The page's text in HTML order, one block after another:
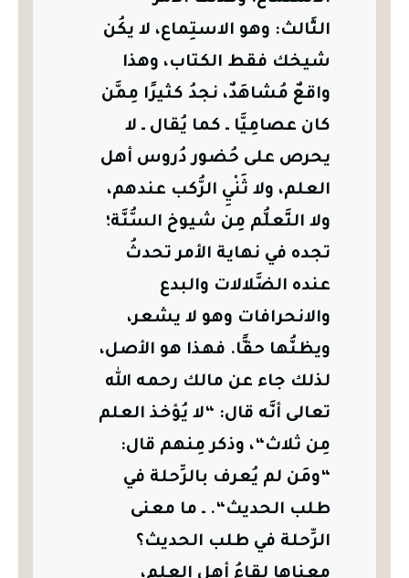
الثَّالث: وهو الاستِماع، لا يكُن
شيخك فقط الكتاب، وهذا
واقعٌ مُشاهَدٌ، نجدُ كثيرًا مِمَّن
كان عصامِيَّا ـ كما يُقال ـ لا
يحرص على حُضور دُروس أهل
العلم، ولا ثَنْيِ الرُّكب عندهم،
ولا التَّعلُّم مِن شيوخ السُّنَّة؛
تجده في نهاية الأمر تحدثُ
عنده الضَّلالات والبدع
والانحرافات وهو لا يشعر،
ويظنُّها حقًّا. فهذا هو الأصل،
لذلك جاء عن مالك رحمه الله
تعالى أنَّه قال: “لا يُؤخذ العلم
مِن ثلاث“، وذكر مِنهم قال:
“ومَن لم يُعرف بالرِّحلة في
طلب الحديث“. ـ ما معنى
الرِّحلة في طلب الحديث؟
معناها لِقاءُ أهل العلم،